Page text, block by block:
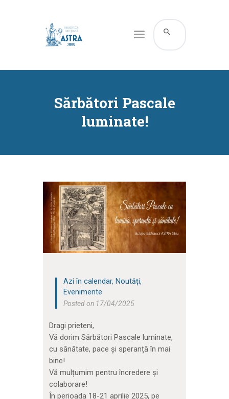
Sărbători Pascale
luminate!
CATALOG ONLINE
RESURSE
SERVICII
CONTACT
CONTUL MEU
Azi în calendar, Noutăți,
Evenimente
Posted on 17/04/2025
Dragi prieteni,
Vă dorim Sărbători Pascale luminate,
cu sănătate, pace și speranță în mai
bine!
Vă mulțumim pentru încredere și
colaborare!
În perioada 18-21 aprilie 2025, pe